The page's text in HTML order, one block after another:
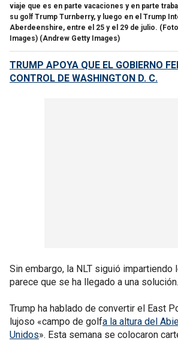
viaje que es en parte vacaciones y en parte
su golf Trump Turnberry, y luego en el Trump
Aberdeenshire, entre el 25 y el 29 de julio.
Images) (Andrew Getty Images)
TRUMP APOYA QUE EL GOBIERNO
CONTROL DE WASHINGTON D. C.
Sin embargo, la NLT siguió impartiendo
parece que se ha llegado a una solución.
Trump ha hablado de convertir el East
lujoso «campo de golfa la altura del
Unidos». Esta semana se colocaron